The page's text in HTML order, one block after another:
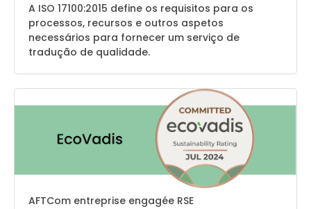
A ISO 17100:2015 define os requisitos para os
processos, recursos e outros aspetos
necessários para fornecer um serviço de
tradução de qualidade.
AFTCom entreprise engagée RSE